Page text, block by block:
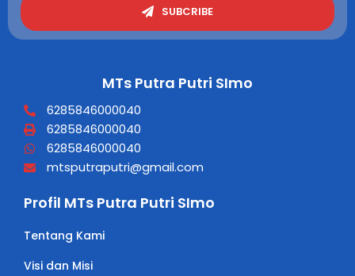
SUBCRIBE
MTs Putra Putri SImo
6285846000040
6285846000040
6285846000040
mtsputraputri@gmail.com
Profil MTs Putra Putri SImo
Tentang Kami
Visi dan Misi